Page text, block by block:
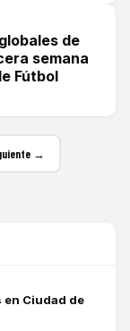
de
semana
Fútbol
→
Ciudad de